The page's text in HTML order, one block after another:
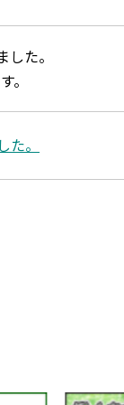
た。
。
。